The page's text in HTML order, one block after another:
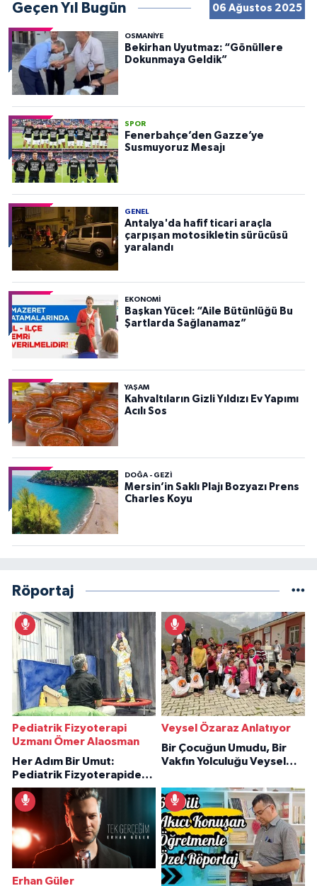
Geçen Yıl Bugün 06 Ağustos 2025
OSMANIYE
Bekirhan Uyutmaz: “Gönüllere
Dokunmaya Geldik”
SPOR
Fenerbahçe’den Gazze’ye
Susmuyoruz Mesajı
GENEL
Antalya'da hafif ticari araçla
çarpışan motosikletin sürücüsü
yaralandı
EKONOMI
Başkan Yücel: “Aile Bütünlüğü Bu
Şartlarda Sağlanamaz”
YAŞAM
Kahvaltıların Gizli Yıldızı Ev Yapımı
Acılı Sos
DOĞA - GEZI
Mersin’in Saklı Plajı Bozyazı Prens
Charles Koyu
Röportaj
Pediatrik Fizyoterapi
Uzmanı Ömer Alaosman
Her Adım Bir Umut:
Pediatrik Fizyoterapiden
İlham Veren Hikâyeler
Veysel Özaraz Anlatıyor
Bir Çocuğun Umudu, Bir
Vakfın Yolculuğu Veysel
Erhan Güler